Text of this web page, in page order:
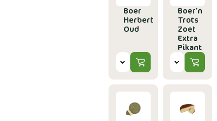
Boer
Herbert
Oud
Boer’n
Trots
Zoet
Extra
Pikant